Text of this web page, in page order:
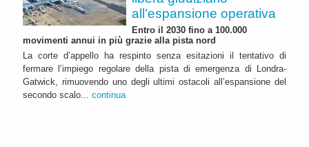
all’espansione operativa
Entro il 2030 fino a 100.000
movimenti annui in più grazie alla pista nord
La corte d’appello ha respinto senza esitazioni il tentativo di
fermare l’impiego regolare della pista di emergenza di Londra-
Gatwick, rimuovendo uno degli ultimi ostacoli all’espansione del
secondo scalo... continua